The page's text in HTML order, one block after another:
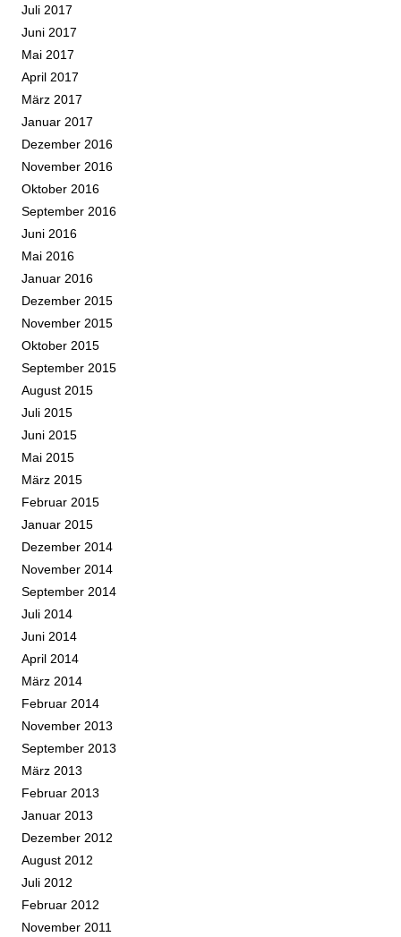
Juli 2017
Juni 2017
Mai 2017
April 2017
März 2017
Januar 2017
Dezember 2016
November 2016
Oktober 2016
September 2016
Juni 2016
Mai 2016
Januar 2016
Dezember 2015
November 2015
Oktober 2015
September 2015
August 2015
Juli 2015
Juni 2015
Mai 2015
März 2015
Februar 2015
Januar 2015
Dezember 2014
November 2014
September 2014
Juli 2014
Juni 2014
April 2014
März 2014
Februar 2014
November 2013
September 2013
März 2013
Februar 2013
Januar 2013
Dezember 2012
August 2012
Juli 2012
Februar 2012
November 2011